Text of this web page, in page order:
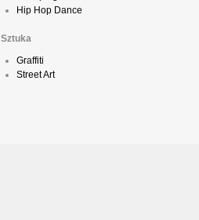
Hip Hop Dance
Sztuka
Graffiti
Street Art